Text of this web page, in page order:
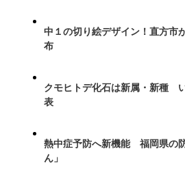
中１の切り絵デザイン！直方市
布
クモヒトデ化石は新属・新種
表
熱中症予防へ新機能 福岡県の
ん」